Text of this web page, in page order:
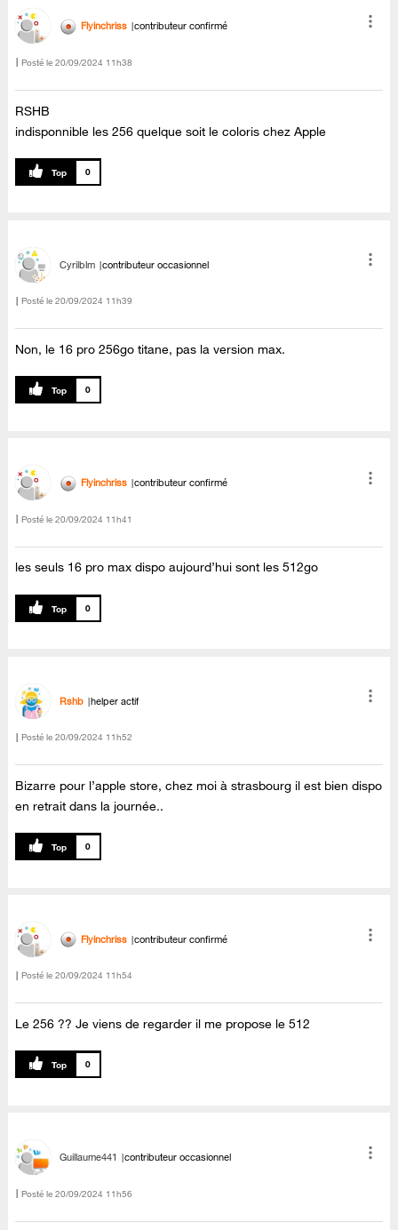
Flyinchriss contributeur confirmé
Posté le ‎20/09/2024 11h38
RSHB
indisponnible les 256 quelque soit le coloris chez Apple
0
Cyrilblm contributeur occasionnel
Posté le ‎20/09/2024 11h39
Non, le 16 pro 256go titane, pas la version max.
0
Flyinchriss contributeur confirmé
Posté le ‎20/09/2024 11h41
les seuls 16 pro max dispo aujourd’hui sont les 512go
0
Rshb helper actif
Posté le ‎20/09/2024 11h52
Bizarre pour l’apple store, chez moi à strasbourg il est bien dispo
en retrait dans la journée..
0
Flyinchriss contributeur confirmé
Posté le ‎20/09/2024 11h54
Le 256 ?? Je viens de regarder il me propose le 512
0
Guillaume441 contributeur occasionnel
Posté le ‎20/09/2024 11h56